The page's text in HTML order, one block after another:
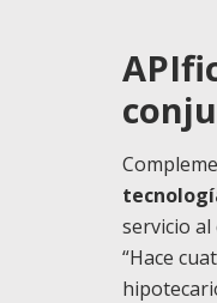
servicio al
“Hace